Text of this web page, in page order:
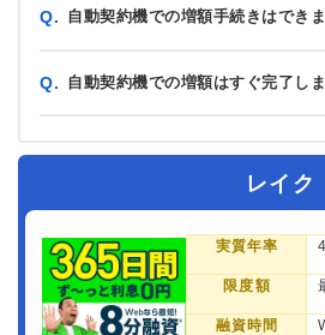
Q. 自動契約機での増額手続きはでき
Q. 自動契約機での増額はすぐ完了し
レイク
実質年率
限度額
融資時間